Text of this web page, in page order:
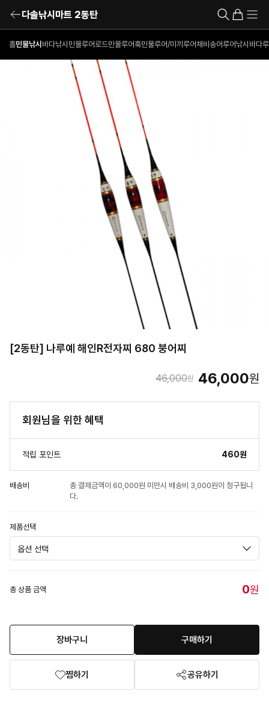
다솔낚시마트 2동탄
홈민물낚시 바다낚시 민물루어로드민물루어훅민물루어/미끼 루어채비 송어루어낚시 바다
[2동탄] 나루예 해인R전자찌 680 붕어찌
46,000원 46,000원
회원님을 위한 혜택
적립 포인트 460원
배송비
총 결제금액이 60,000원 미만시 배송비 3,000원이 청구됩니
다.
제품선택
총 상품 금액 0원
장바구니 구매하기
찜하기 공유하기